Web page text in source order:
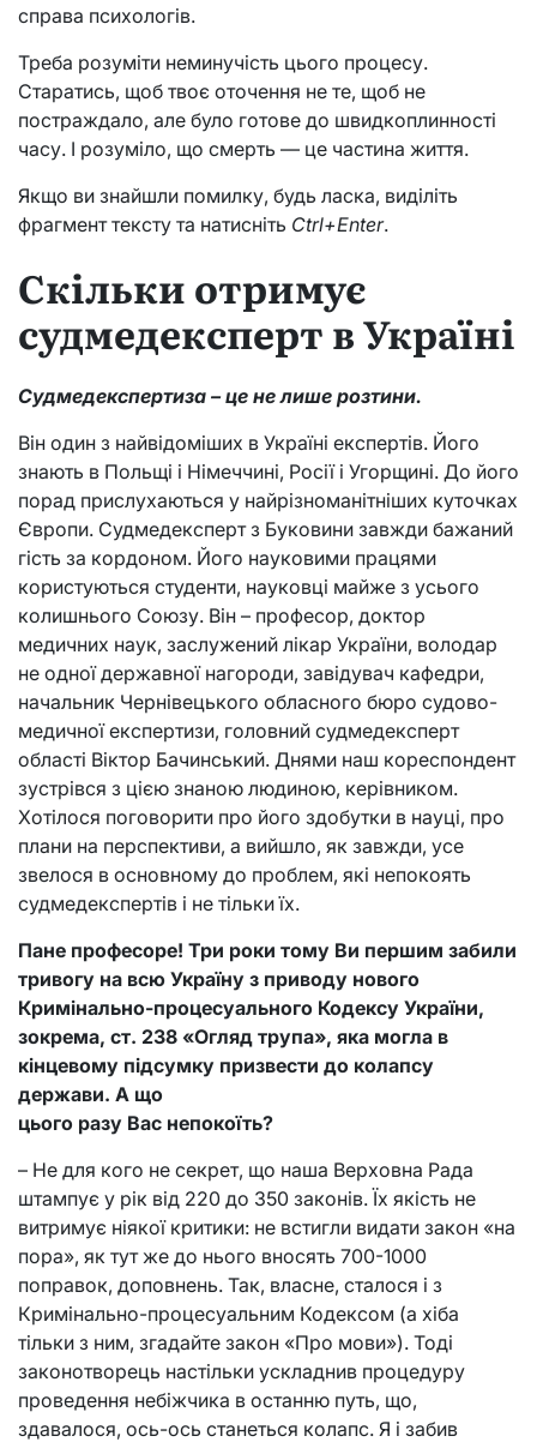
справа психологів.
Треба розуміти неминучість цього процесу.
Старатись, щоб твоє оточення не те, щоб не
постраждало, але було готове до швидкоплинності
часу. І розуміло, що смерть — це частина життя.
Якщо ви знайшли помилку, будь ласка, виділіть
фрагмент тексту та натисніть Ctrl+Enter.
Скільки отримує
судмедексперт в Україні
Судмедекспертиза – це не лише розтини.
Він один з найвідоміших в Україні експертів. Його
знають в Польщі і Німеччині, Росії і Угорщині. До його
порад прислухаються у найрізноманітніших куточках
Європи. Судмедексперт з Буковини завжди бажаний
гість за кордоном. Його науковими працями
користуються студенти, науковці майже з усього
колишнього Союзу. Він – професор, доктор
медичних наук, заслужений лікар України, володар
не одної державної нагороди, завідувач кафедри,
начальник Чернівецького обласного бюро судово-
медичної експертизи, головний судмедексперт
області Віктор Бачинський. Днями наш кореспондент
зустрівся з цією знаною людиною, керівником.
Хотілося поговорити про його здобутки в науці, про
плани на перспективи, а вийшло, як завжди, усе
звелося в основному до проблем, які непокоять
судмедекспертів і не тільки їх.
Пане професоре! Три роки тому Ви першим забили
тривогу на всю Україну з приводу нового
Кримінально-процесуального Кодексу України,
зокрема, ст. 238 «Огляд трупа», яка могла в
кінцевому підсумку призвести до колапсу
держави. А що
цього разу Вас непокоїть?
– Не для кого не секрет, що наша Верховна Рада
штампує у рік від 220 до 350 законів. Їх якість не
витримує ніякої критики: не встигли видати закон «на
пора», як тут же до нього вносять 700-1000
поправок, доповнень. Так, власне, сталося і з
Кримінально-процесуальним Кодексом (а хіба
тільки з ним, згадайте закон «Про мови»). Тоді
законотворець настільки ускладнив процедуру
проведення небіжчика в останню путь, що,
здавалося, ось-ось станеться колапс. Я і забив